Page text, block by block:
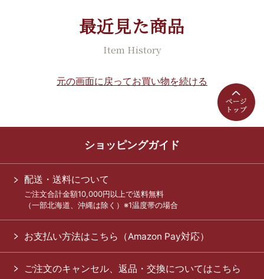
最近見た商品
Item History
元の画面に戻ってお買い物を続ける
ショッピングガイド
配送・送料について
ご注文合計金額10,000円以上で送料無料
（一部北海道、沖縄は除く）※1温度帯の場合
お支払い方法はこちら（Amazon Pay対応）
ご注文のキャンセル、返品・交換についてはこちら